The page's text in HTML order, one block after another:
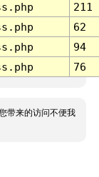
211
62
94
76
带来的访问不便我